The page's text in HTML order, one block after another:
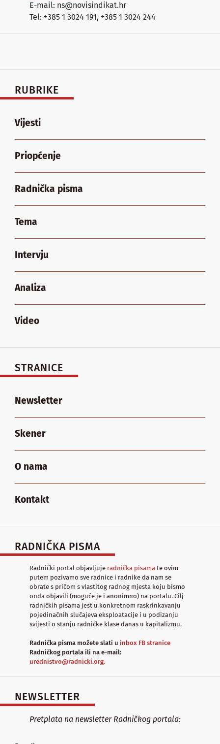
E-mail: ns@novisindikat.hr
Tel: +385 1 3024 191, +385 1 3024 244
RUBRIKE
Vijesti
Priopćenje
Radnička pisma
Tema
Intervju
Analiza
Video
STRANICE
Newsletter
Skener
O nama
Kontakt
RADNIČKA PISMA
Radnički portal objavljuje radnička pisama te ovim
putem pozivamo sve radnice i radnike da nam se
obrate s pričom s vlastitog radnog mjesta koju bismo
onda objavili (moguće je i anonimno) na portalu. Cilj
radničkih pisama jest u konkretnom raskrinkavanju
pojedinačnih slučajeva eksploatacije i u podizanju
svijesti o stanju radničke klase danas u kapitalizmu.
Radnička pisma možete slati u inbox FB stranice
Radničkog portala ili na e-mail:
urednistvo@radnicki.org.
NEWSLETTER
Pretplata na newsletter Radničkog portala: